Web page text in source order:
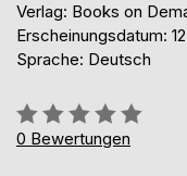
Verlag: Books on
Erscheinungsdatum:
Sprache: Deutsch
Bewertung::
0%
0 Bewertungen